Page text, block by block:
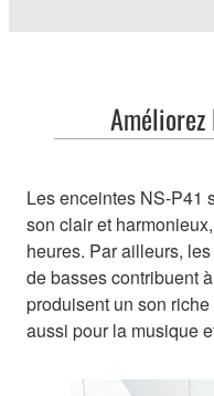
Les enceintes NS-P41
son clair et
heures. Par ailleurs,
de basses contribuent
produisent un son
aussi pour la musique